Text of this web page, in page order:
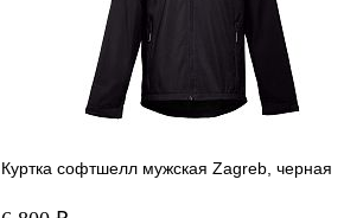
Куртка софтшелл мужская Zagreb, черная